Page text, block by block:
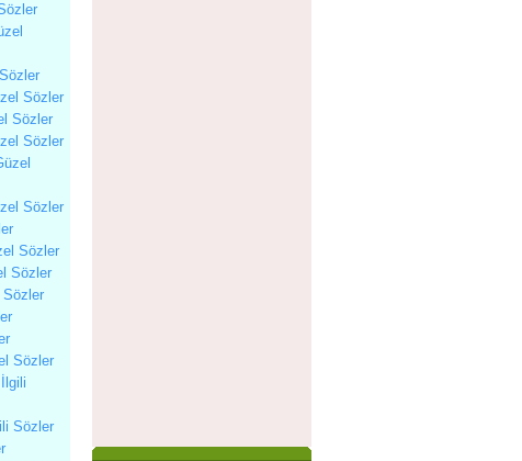
Sözler
Sözler
Sözler
Sözler
Sözler
Sözler
Sözler
Sözler